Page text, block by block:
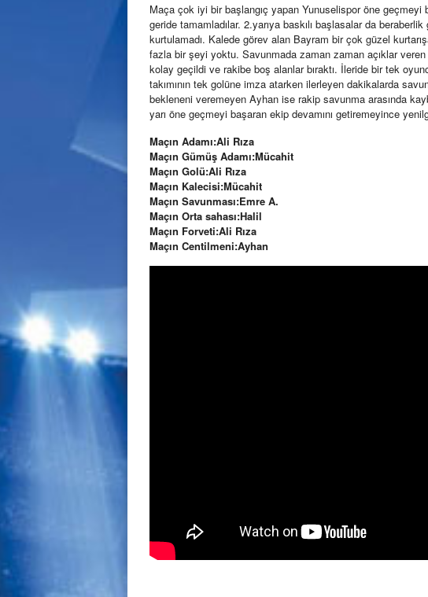
Maça çok iyi bir başlangıç yapan Yunuselispor öne geçmeyi
geride tamamladılar. 2.yarıya baskılı başlasalar da
kurtulamadı. Kalede görev alan Bayram bir çok güzel
fazla bir şeyi yoktu. Savunmada zaman zaman açıklar
kolay geçildi ve rakibe boş alanlar bıraktı. İleride bir tek
takımının tek golüne imza atarken ilerleyen dakikalarda
bekleneni veremeyen Ayhan ise rakip savunma arasında
yarı öne geçmeyi başaran ekip devamını getiremeyince
Maçın Adamı:Ali Rıza
Maçın Gümüş Adamı:Mücahit
Maçın Golü:Ali Rıza
Maçın Kalecisi:Mücahit
Maçın Savunması:Emre A.
Maçın Orta sahası:Halil
Maçın Forveti:Ali Rıza
Maçın Centilmeni:Ayhan